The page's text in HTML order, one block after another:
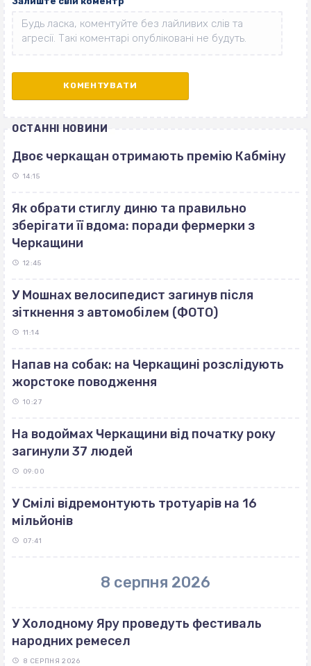
ОСТАННІ НОВИНИ
Двоє черкащан отримають премію Кабміну
14:15
Як обрати стиглу диню та правильно
зберігати її вдома: поради фермерки з
Черкащини
12:45
У Мошнах велосипедист загинув після
зіткнення з автомобілем (ФОТО)
11:14
Напав на собак: на Черкащині розслідують
жорстоке поводження
10:27
На водоймах Черкащини від початку року
загинули 37 людей
09:00
У Смілі відремонтують тротуарів на 16
мільйонів
07:41
8 серпня 2026
У Холодному Яру проведуть фестиваль
народних ремесел
8 СЕРПНЯ 2026